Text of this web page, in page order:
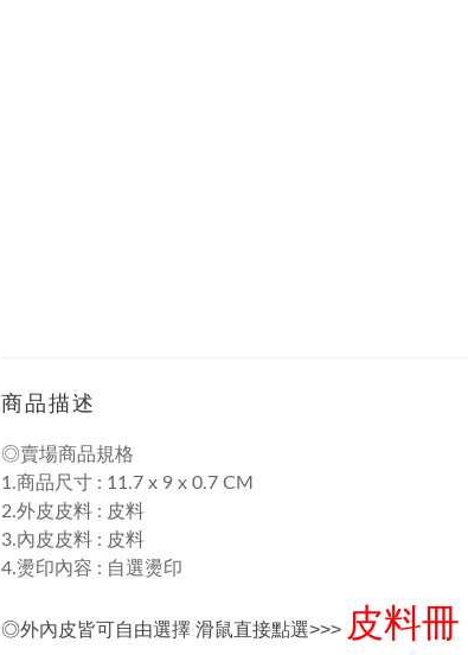
商品描述
◎賣場商品規格
1.商品尺寸 : 11.7 x 9 x 0.7 CM
2.外皮皮料 : 皮料
3.內皮皮料 : 皮料
4.燙印內容 : 自選燙印
◎外內皮皆可自由選擇 滑鼠直接點選>>> 皮料冊